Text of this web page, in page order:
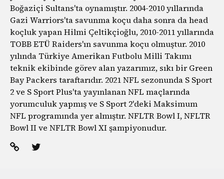
Boğaziçi Sultans'ta oynamıştır. 2004-2010 yıllarında
Gazi Warriors'ta savunma koçu daha sonra da head
koçluk yapan Hilmi Çeltikçioğlu, 2010-2011 yıllarında
TOBB ETÜ Raiders'ın savunma koçu olmuştur. 2010
yılında Türkiye Amerikan Futbolu Milli Takımı
teknik ekibinde görev alan yazarımız, sıkı bir Green
Bay Packers taraftarıdır. 2021 NFL sezonunda S Sport
2 ve S Sport Plus'ta yayınlanan NFL maçlarında
yorumculuk yapmış ve S Sport 2'deki Maksimum
NFL programında yer almıştır. NFLTR Bowl I, NFLTR
Bowl II ve NFLTR Bowl XI şampiyonudur.